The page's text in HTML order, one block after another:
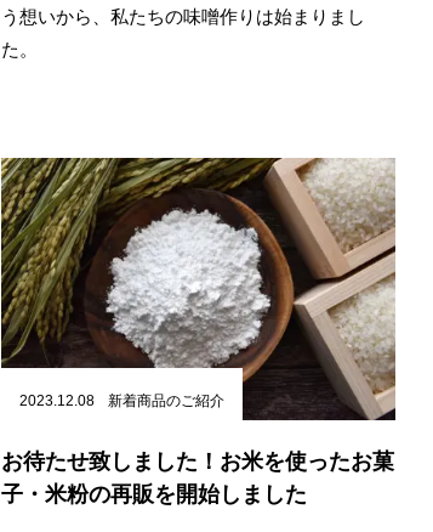
う想いから、私たちの味噌作りは始まりまし
た。
2023.12.08 新着商品のご紹介
お待たせ致しました！お米を使ったお菓
子・米粉の再販を開始しました